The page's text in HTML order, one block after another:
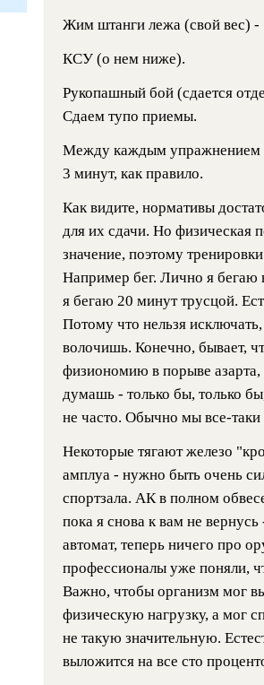
Жим штанги лежа (свой вес) -
КСУ (о нем ниже).
Рукопашный бой (сдается
Сдаем тупо приемы.
Между каждым упражнением
3 минут, как правило.
Как видите, нормативы
для их сдачи. Но физическая
значение, поэтому
Например бег. Лично я бегаю
я бегаю 20 минут трусцой.
Потому что нельзя
волочишь. Конечно, бывает,
физиономию в порыве азарта,
думашь - только бы, только
не часто. Обычно мы все-
Некоторые тягают железо
амплуа - нужно быть очень
спортзала. АК в полном
пока я снова к вам не
автомат, теперь ничего про
профессионалы уже поняли,
Важно, чтобы организм мог
физическую нагрузку, а мог
не такую значительную.
выложится на все сто